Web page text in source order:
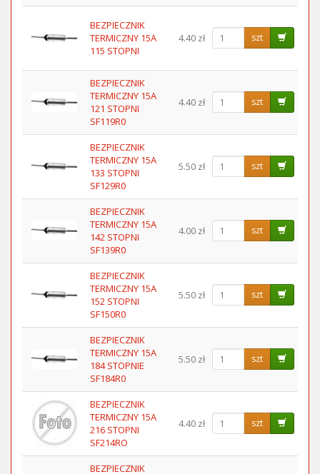
BEZPIECZNIK
TERMICZNY 15A
115 STOPNI
4.40 zł szt
BEZPIECZNIK
TERMICZNY 15A
121 STOPNI
SF119R0
4.40 zł szt
BEZPIECZNIK
TERMICZNY 15A
133 STOPNI
SF129R0
5.50 zł szt
BEZPIECZNIK
TERMICZNY 15A
142 STOPNI
SF139R0
4.00 zł szt
BEZPIECZNIK
TERMICZNY 15A
152 STOPNI
SF150R0
5.50 zł szt
BEZPIECZNIK
TERMICZNY 15A
184 STOPNIE
SF184R0
5.50 zł szt
BEZPIECZNIK
TERMICZNY 15A
216 STOPNI
SF214RO
4.40 zł szt
BEZPIECZNIK